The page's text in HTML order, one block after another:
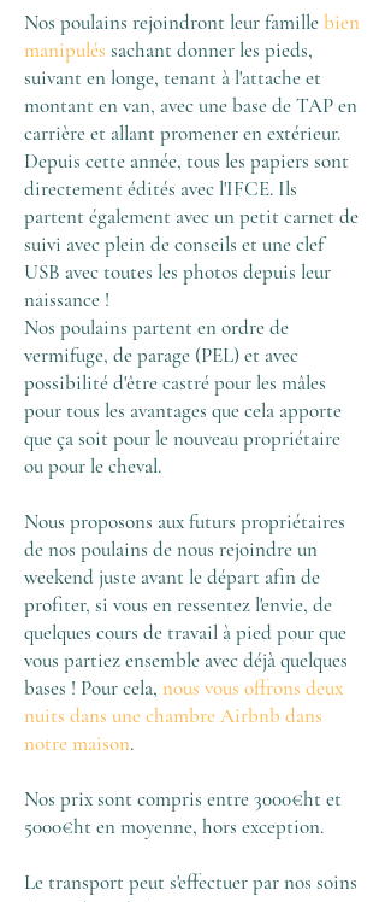
Nos poulains rejoindront leur famillebien
manipulés sachant donner les pieds,
suivant en longe, tenant à l'attache et
montant en van, avec une base de TAP en
carrière et allant promener en extérieur.
Depuis cette année, tous les papiers sont
directement édités avec l'IFCE. Ils
partent également avec un petit carnet de
suivi avec plein de conseils et une clef
USB avec toutes les photos depuis leur
naissance !
Nos poulains partent en ordre de
vermifuge, de parage (PEL) et avec
possibilité d'être castré pour les mâles
pour tous les avantages que cela apporte
que ça soit pour le nouveau propriétaire
ou pour le cheval.
Nous proposons aux futurs propriétaires
de nos poulains de nous rejoindre un
weekend juste avant le départ afin de
profiter, si vous en ressentez l'envie, de
quelques cours de travail à pied pour que
vous partiez ensemble avec déjà quelques
bases ! Pour cela, nous vous offrons deux
nuits dans une chambre Airbnb dans
notre maison.
Nos prix sont compris entre 3000€ht et
5000€ht en moyenne, hors exception.
Le transport peut s'effectuer par nos soins